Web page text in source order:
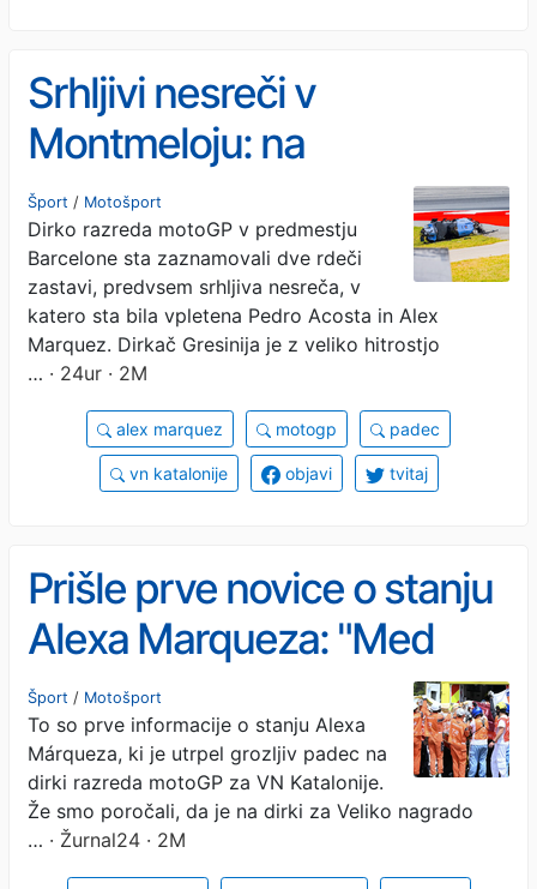
Srhljivi nesreči v
Montmeloju: na
informacije o stanju
dirkačev še čakamo
Šport / Motošport
Dirko razreda motoGP v predmestju
Barcelone sta zaznamovali dve rdeči
zastavi, predvsem srhljiva nesreča, v
katero sta bila vpletena Pedro Acosta in Alex
Marquez. Dirkač Gresinija je z veliko hitrostjo
… · 24ur · 2M
alex marquez motogp padec
vn katalonije objavi tvitaj
Prišle prve novice o stanju
Alexa Marqueza: "Med
prevozom v bolnišnico ..."
Šport / Motošport
To so prve informacije o stanju Alexa
Márqueza, ki je utrpel grozljiv padec na
dirki razreda motoGP za VN Katalonije.
Že smo poročali, da je na dirki za Veliko nagrado
… · Žurnal24 · 2M